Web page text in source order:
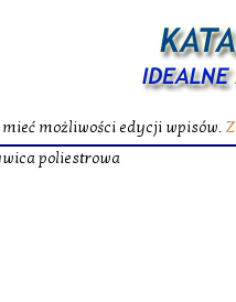
możliwości edycji wpisów.